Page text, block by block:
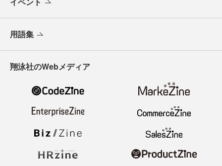
用語集
翔泳社のWebメディア